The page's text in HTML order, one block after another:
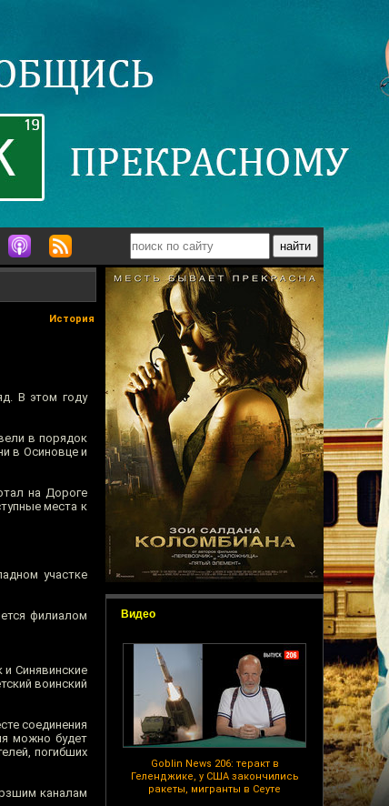
Видео
Goblin News 206: теракт в
Геленджике, у США закончились
ракеты, мигранты в Сеуте
История
В этом году
в порядок
в Осиновце и
на Дороге
места к
участке
филиалом
Синявинские
воинский
соединения
можно будет
погибших
каналам